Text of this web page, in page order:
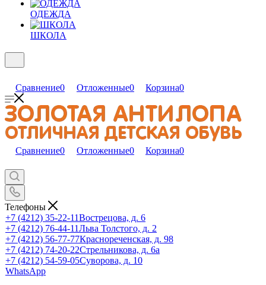
ОДЕЖДА
ШКОЛА
Сравнение0 Отложенные0 Корзина0
Сравнение0 Отложенные0 Корзина0
Телефоны
+7 (4212) 35-22-11Вострецова, д. 6
+7 (4212) 76-44-11Льва Толстого, д. 2
+7 (4212) 56-77-77Краснореченская, д. 98
+7 (4212) 74-20-22Стрельникова, д. 6а
+7 (4212) 54-59-05Суворова, д. 10
WhatsApp